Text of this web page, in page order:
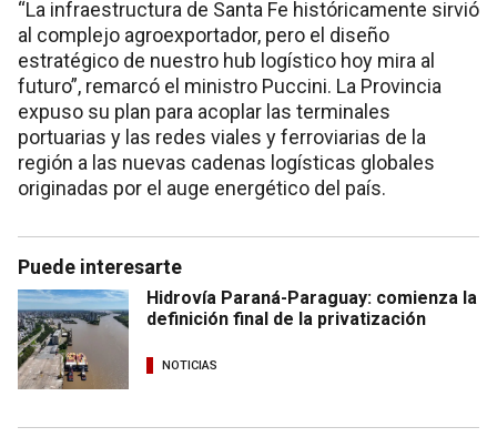
“La infraestructura de Santa Fe históricamente sirvió
al complejo agroexportador, pero el diseño
estratégico de nuestro hub logístico hoy mira al
futuro”, remarcó el ministro Puccini. La Provincia
expuso su plan para acoplar las terminales
portuarias y las redes viales y ferroviarias de la
región a las nuevas cadenas logísticas globales
originadas por el auge energético del país.
Puede interesarte
Hidrovía Paraná-Paraguay: comienza la
definición final de la privatización
NOTICIAS